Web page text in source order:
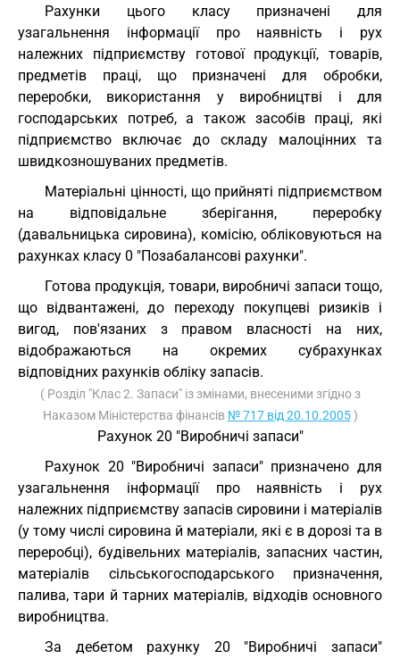
Рахунки цього класу призначені для
узагальнення інформації про наявність і рух
належних підприємству готової продукції, товарів,
предметів праці, що призначені для обробки,
переробки, використання у виробництві і для
господарських потреб, а також засобів праці, які
підприємство включає до складу малоцінних та
швидкозношуваних предметів.
Матеріальні цінності, що прийняті підприємством
на відповідальне зберігання, переробку
(давальницька сировина), комісію, обліковуються на
рахунках класу 0 "Позабалансові рахунки".
Готова продукція, товари, виробничі запаси тощо,
що відвантажені, до переходу покупцеві ризиків і
вигод, пов'язаних з правом власності на них,
відображаються на окремих субрахунках
відповідних рахунків обліку запасів.
( Розділ "Клас 2. Запаси" із змінами, внесеними згідно з
Наказом Міністерства фінансів № 717 від 20.10.2005)
Рахунок 20 "Виробничі запаси"
Рахунок 20 "Виробничі запаси" призначено для
узагальнення інформації про наявність і рух
належних підприємству запасів сировини і матеріалів
(у тому числі сировина й матеріали, які є в дорозі та в
переробці), будівельних матеріалів, запасних частин,
матеріалів сільськогосподарського призначення,
палива, тари й тарних матеріалів, відходів основного
виробництва.
За дебетом рахунку 20 "Виробничі запаси"